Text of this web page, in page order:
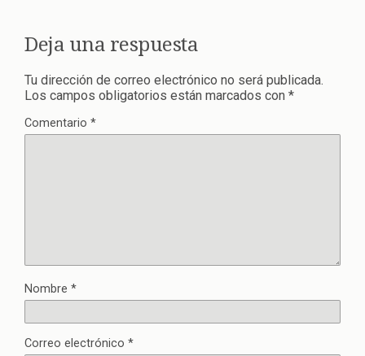
Deja una respuesta
Tu dirección de correo electrónico no será publicada.
Los campos obligatorios están marcados con *
Comentario *
Nombre *
Correo electrónico *